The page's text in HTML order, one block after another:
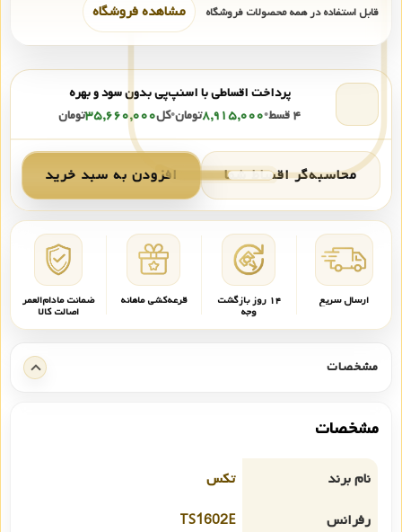
قابل استفاده در همه محصولات فروشگاه مشاهده فروشگاه
پرداخت اقساطی با اسنپ‌پی بدون سود و بهره
۴ قسط
•۸,۹۱۵,۰۰۰تومان•کل۳۵,۶۶۰,۰۰۰تومان
محاسبه‌گر اقساط شما افزودن به سبد خرید
ارسال سریع ۱۴ روز بازگشت
وجه
قرعه‌کشی ماهانه ضمانت مادام‌العمر
اصالت کالا
مشخصات
مشخصات
نام برند
تکس
رفرانس
TS1602E